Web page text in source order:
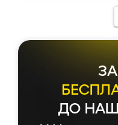
ДО